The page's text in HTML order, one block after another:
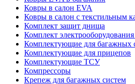
Ковры в салон EVA
Ковры в салон с текстильным
Комплект защит днища
Комплект
Комплектующие для багажных
Комплектующие для прицепов
Комплектующие ТСУ
Компрессоры
Крепеж для багажных систем